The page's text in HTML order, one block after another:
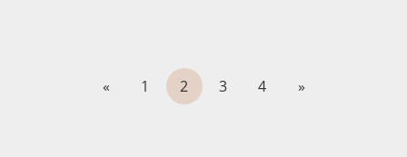
« 1 2 3 4 »